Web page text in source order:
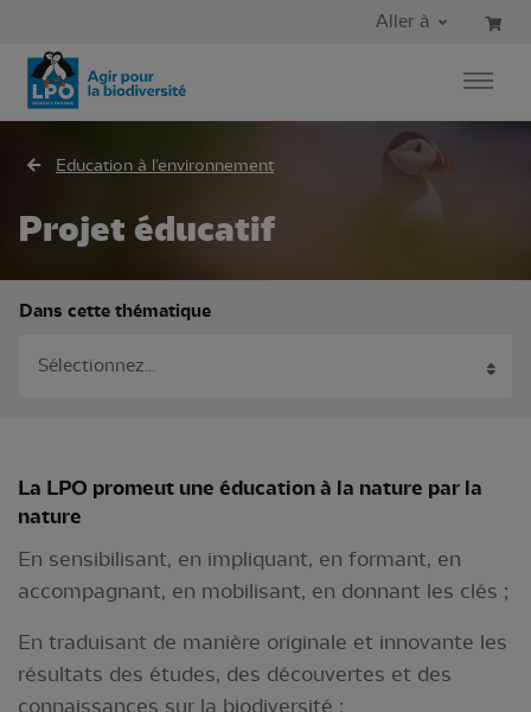
Aller au menu principal
Aller à
Education à l'environnement
Projet éducatif
Dans cette thématique
La LPO promeut une éducation à la nature par la
nature
En sensibilisant, en impliquant, en formant, en
accompagnant, en mobilisant, en donnant les clés ;
En traduisant de manière originale et innovante les
résultats des études, des découvertes et des
connaissances sur la biodiversité ;